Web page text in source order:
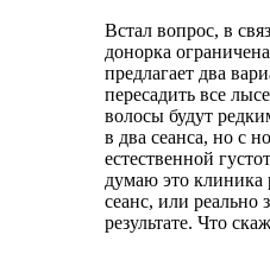
Встал вопрос, в
донорка
предлагает два
пересадить все
волосы будут
в два сеанса, но с
естественной
думаю это клиника
сеанс, или реально
результате. Что